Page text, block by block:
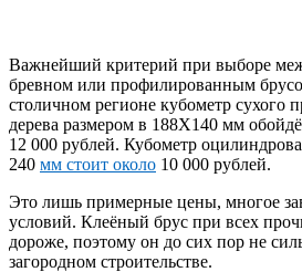
Важнейший критерий при выборе
бревном или профилированным
столичном регионе кубометр сухого
дерева размером в 188Х140 мм
12 000 рублей. Кубометр
240 мм стоит около 10 000 рублей.
Это лишь примерные цены, многое
условий. Клеёный брус при всех
дороже, поэтому он до сих пор не
загородном строительстве.